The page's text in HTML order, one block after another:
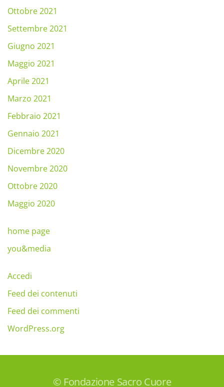
Ottobre 2021
Settembre 2021
Giugno 2021
Maggio 2021
Aprile 2021
Marzo 2021
Febbraio 2021
Gennaio 2021
Dicembre 2020
Novembre 2020
Ottobre 2020
Maggio 2020
home page
you&media
Accedi
Feed dei contenuti
Feed dei commenti
WordPress.org
© Fondazione Sacro Cuore